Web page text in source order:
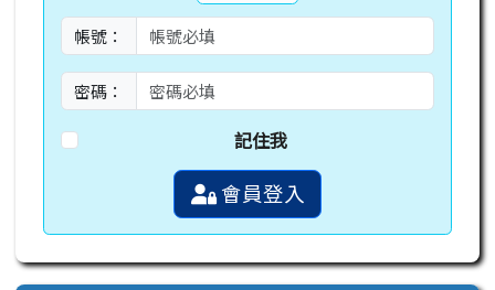
帳號：
密碼：
記住我
會員登入